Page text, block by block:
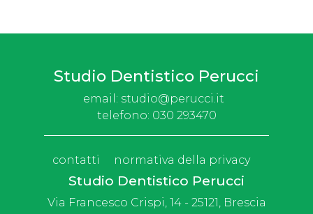
Studio Dentistico Perucci
email: studio@perucci.it
telefono: 030 293470
contatti normativa della privacy
Studio Dentistico Perucci
Via Francesco Crispi, 14 - 25121, Brescia